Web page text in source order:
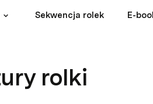
Sekwencja rolek E-
rolki